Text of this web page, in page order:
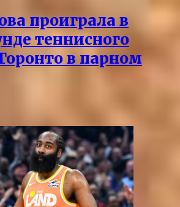
проиграла в
теннисного
в парном